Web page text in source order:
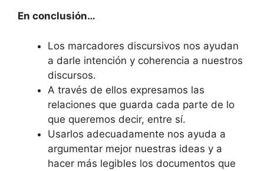
En conclusión…
Los marcadores discursivos nos ayudan
a darle intención y coherencia a nuestros
discursos.
A través de ellos expresamos las
relaciones que guarda cada parte de lo
que queremos decir, entre sí.
Usarlos adecuadamente nos ayuda a
argumentar mejor nuestras ideas y a
hacer más legibles los documentos que